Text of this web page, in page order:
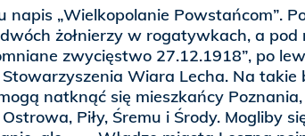
napis „Wielkopolanie Powstańcom”.
żołnierzy w rogatywkach, a pod
zwycięstwo 27.12.1918”, po
Wiara Lecha. Na takie
natknąć się mieszkańcy
Ostrowa, Piły, Śremu i Środy. Mogliby